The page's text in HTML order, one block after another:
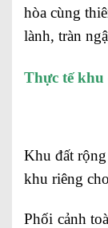
hòa cùng
lành, tràn
Thực tế khu
Khu đất
khu riêng
Phối cảnh